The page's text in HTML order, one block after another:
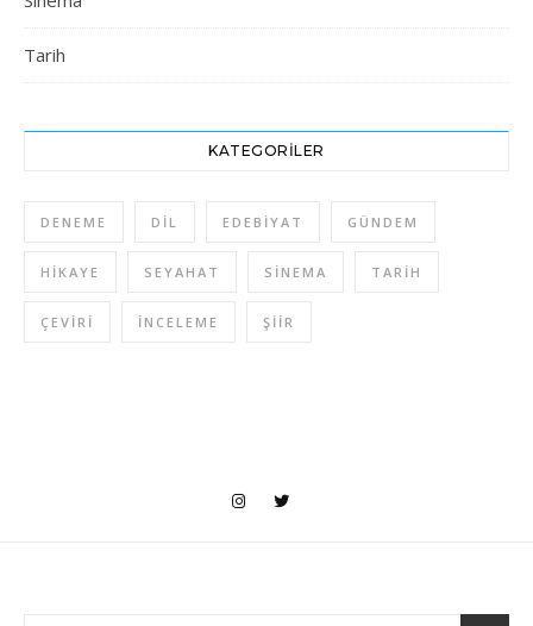
Tarih
KATEGORILER
DENEME DIL EDEBIYAT GÜNDEM
HIKAYE SEYAHAT SINEMA TARIH
ÇEVIRI İNCELEME ŞIIR